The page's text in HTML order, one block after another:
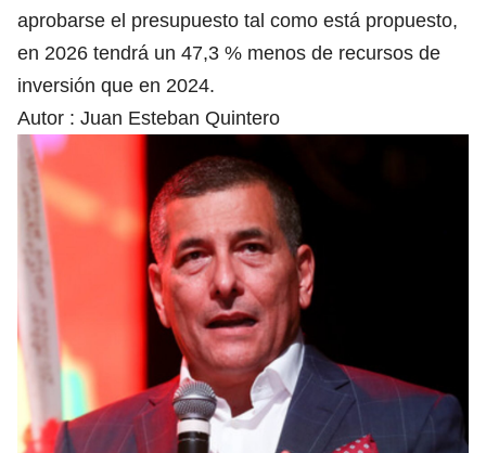
aprobarse el presupuesto tal como está propuesto,
en 2026 tendrá un 47,3 % menos de recursos de
inversión que en 2024.
Autor : Juan Esteban Quintero